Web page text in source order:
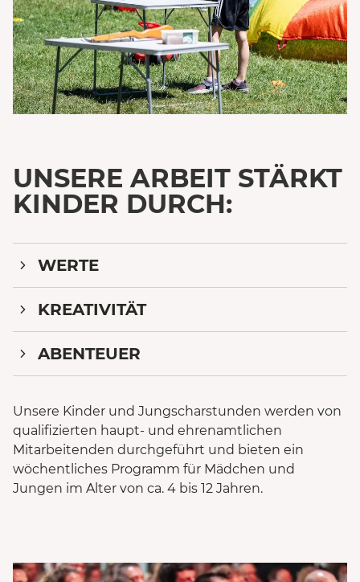
UNSERE ARBEIT STÄRKT
KINDER DURCH:
WERTE
KREATIVITÄT
ABENTEUER
Unsere Kinder und Jungscharstunden werden von
qualifizierten haupt- und ehrenamtlichen
Mitarbeitenden durchgeführt und bieten ein
wöchentliches Programm für Mädchen und
Jungen im Alter von ca. 4 bis 12 Jahren.